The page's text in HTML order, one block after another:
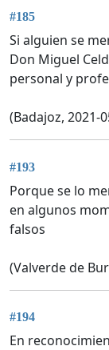
#185
Si alguien se
Don Miguel
personal y
(Badajoz, 2021-
#193
Porque se lo
en algunos
falsos
(Valverde de
#194
En